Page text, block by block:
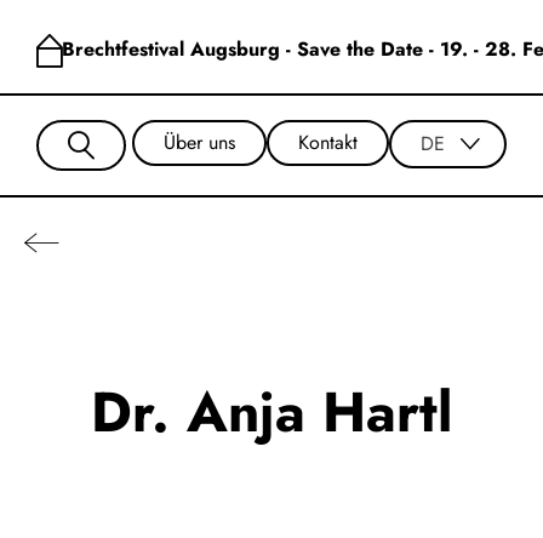
Brechtfestival Augsburg - Save the Date - 19. - 28.
Über uns Kontakt DE
Dr. Anja Hartl